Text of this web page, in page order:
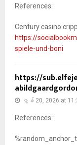
References:
Century casino
https://
spiele-und-boni
https://
ဇွန် 20, 2026 at
References: